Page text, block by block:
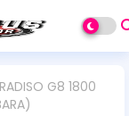
G8 1800